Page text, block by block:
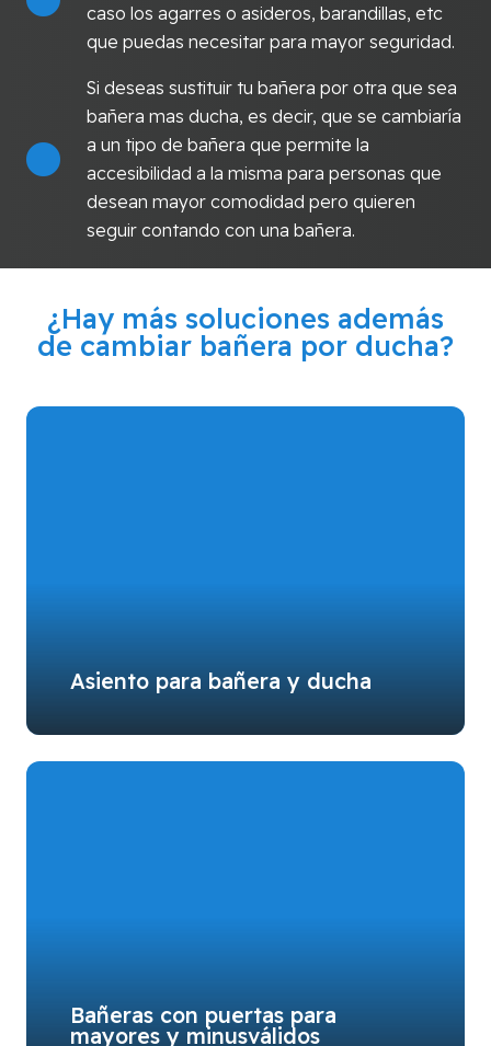
caso los agarres o asideros, barandillas, etc
que puedas necesitar para mayor seguridad.
Si deseas sustituir tu bañera por otra que sea
bañera mas ducha, es decir, que se cambiaría
a un tipo de bañera que permite la
accesibilidad a la misma para personas que
desean mayor comodidad pero quieren
seguir contando con una bañera.
¿Hay más soluciones además
de cambiar bañera por ducha?
Asiento para bañera y ducha
Bañeras con puertas para
mayores y minusválidos